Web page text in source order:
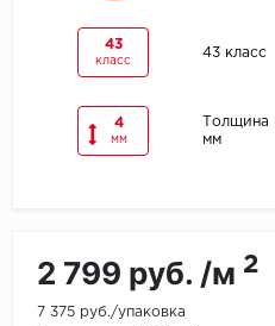
43
класс
43 класс
4
мм
Толщина
мм
2 799 руб. /м 2
7 375 руб./упаковка